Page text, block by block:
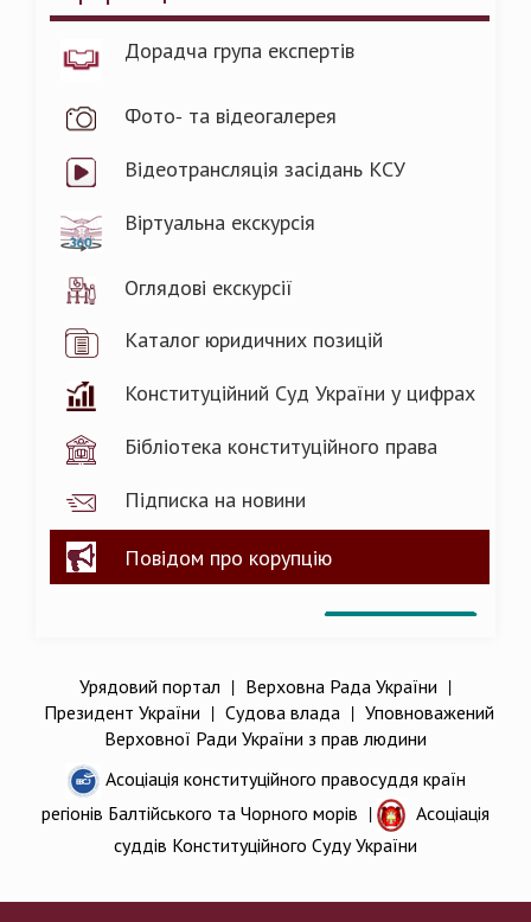
Дорадча група експертів
Фото- та відеогалерея
Відеотрансляція засідань КСУ
Віртуальна екскурсія
Оглядові екскурсії
Каталог юридичних позицій
Конституційний Суд України у цифрах
Бібліотека конституційного права
Підписка на новини
Повідом про корупцію
Урядовий портал | Верховна Рада України |
Президент України | Судова влада| Уповноважений
Верховної Ради України з прав людини
Асоціація конституційного правосуддя країн
регіонів Балтійського та Чорного морів |
Асоціація
суддів Конституційного Суду України